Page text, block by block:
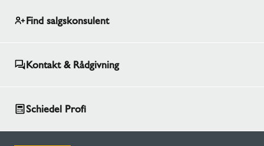
Find salgskonsulent
Kontakt & Rådgivning
Schiedel Profi